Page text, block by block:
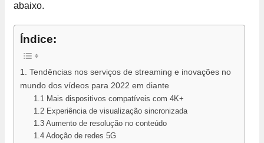
abaixo.
Índice:
1. Tendências nos serviços de streaming e inovações no
mundo dos vídeos para 2022 em diante
1.1 Mais dispositivos compatíveis com 4K+
1.2 Experiência de visualização sincronizada
1.3 Aumento de resolução no conteúdo
1.4 Adoção de redes 5G